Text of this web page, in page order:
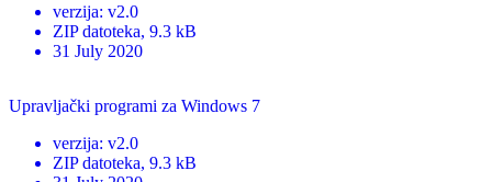
verzija: v2.0
ZIP datoteka, 9.3 kB
31 July 2020
Upravljački programi za Windows 7
verzija: v2.0
ZIP datoteka, 9.3 kB